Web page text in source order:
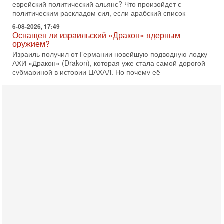
еврейский политический альянс? Что произойдет с
политическим раскладом сил, если арабский список
6-08-2026, 17:49
Оснащен ли израильский «Дракон» ядерным
оружием?
Израиль получил от Германии новейшую подводную лодку
АХИ «Дракон» (Drakon), которая уже стала самой дорогой
субмариной в истории ЦАХАЛ. Но почему её